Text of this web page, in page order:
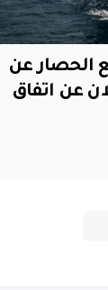
الحصار عن
عن اتفاق